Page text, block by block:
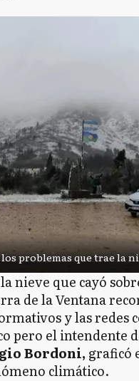
problemas que trae la
nieve que cayó
de la Ventana
y las redes
pero el intendente
Bordoni, graficó
climático.